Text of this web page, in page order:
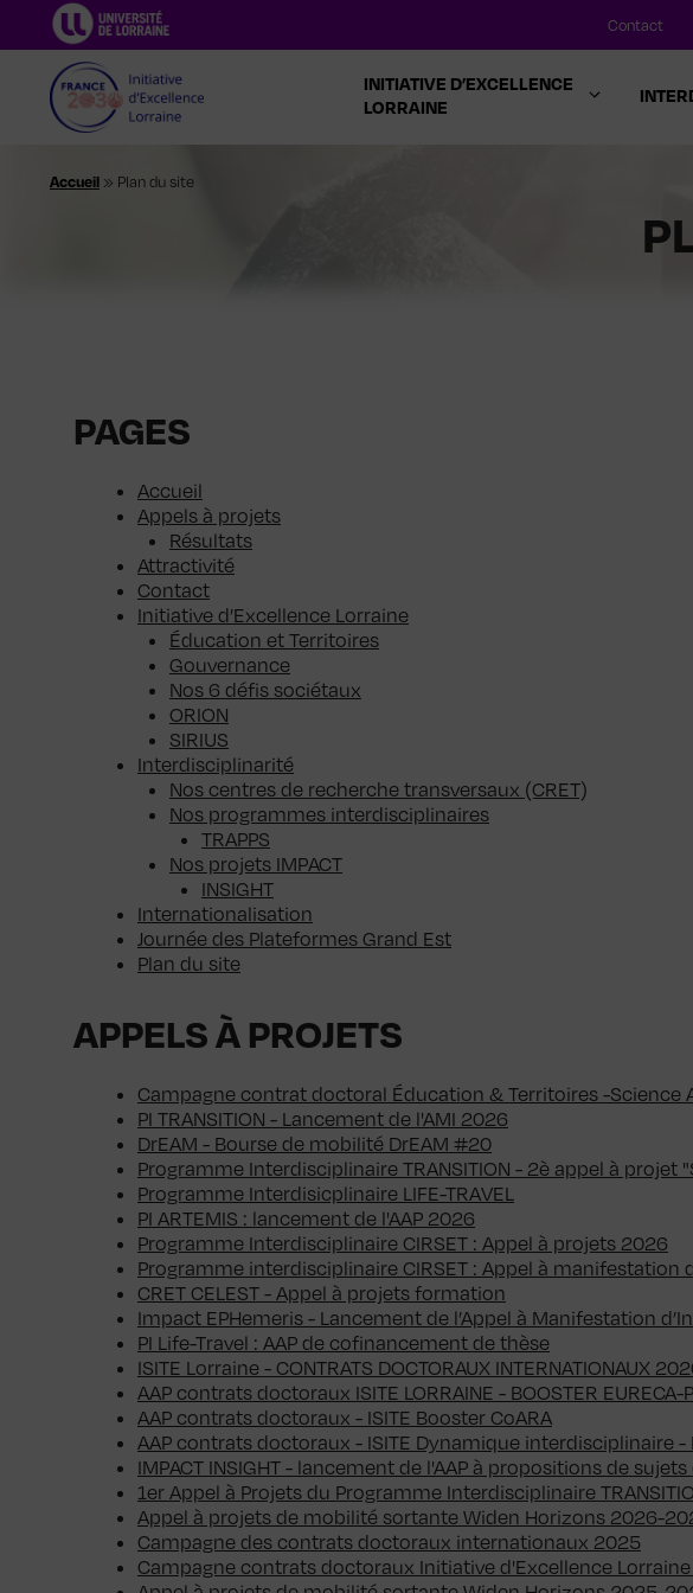
contenu
Contact
INITIATIVE D’EXCELLENCE
LORRAINE
Accueil » Plan du site
PAGES
Accueil
Appels à projets
Résultats
Attractivité
Contact
Initiative d’Excellence Lorraine
Éducation et Territoires
Gouvernance
Nos 6 défis sociétaux
ORION
SIRIUS
Interdisciplinarité
Nos centres de recherche transversaux (CRET)
Nos programmes interdisciplinaires
TRAPPS
Nos projets IMPACT
INSIGHT
Internationalisation
Journée des Plateformes Grand Est
Plan du site
APPELS À PROJETS
Campagne contrat doctoral Éducation & Territoires -Science
PI TRANSITION - Lancement de l'AMI 2026
DrEAM - Bourse de mobilité DrEAM #20
Programme Interdisciplinaire TRANSITION - 2è appel à projet
Programme Interdisicplinaire LIFE-TRAVEL
PI ARTEMIS : lancement de l'AAP 2026
Programme Interdisciplinaire CIRSET : Appel à projets 2026
Programme interdisciplinaire CIRSET : Appel à manifestation
CRET CELEST - Appel à projets formation
Impact EPHemeris - Lancement de l’Appel à Manifestation
PI Life-Travel : AAP de cofinancement de thèse
ISITE Lorraine - CONTRATS DOCTORAUX INTERNATIONAUX
AAP contrats doctoraux ISITE LORRAINE - BOOSTER EURECA-
AAP contrats doctoraux - ISITE Booster CoARA
AAP contrats doctoraux - ISITE Dynamique interdisciplinaire -
IMPACT INSIGHT - lancement de l'AAP à propositions de
1er Appel à Projets du Programme Interdisciplinaire
Appel à projets de mobilité sortante Widen Horizons 2026-
Campagne des contrats doctoraux internationaux 2025
Campagne contrats doctoraux Initiative d'Excellence Lorraine